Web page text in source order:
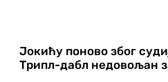
Јокићу поново због
Трипл-дабл недовољан